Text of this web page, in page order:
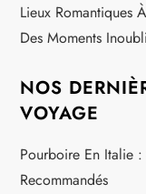
Lieux Romantiques
Des Moments
NOS
VOYAGE
Pourboire En Italie
Recommandés